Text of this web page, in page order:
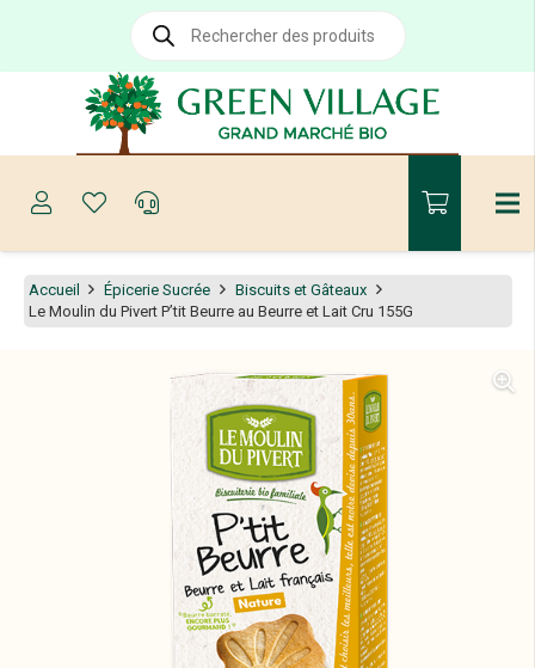
Recherche
produits
Accueil Épicerie Sucrée
Biscuits et Gâteaux
Le Moulin du Pivert P’tit Beurre au Beurre et Lait Cru 155G